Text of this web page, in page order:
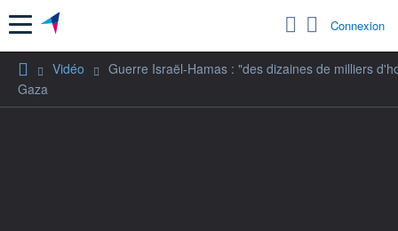
Menu Connexion
Vidéo
Guerre Israël-Hamas : "des dizaines de milliers
Gaza